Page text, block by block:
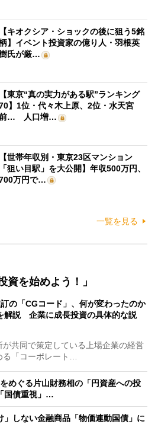
【キオクシア・ショックの後に狙う5銘
】イベント投資家の億り人・羽根英
氏が厳…
【東京“真の実力がある駅”ランキング
】1位・代々木上原、2位・水天宮
… 人口増…
【世帯年収別・東京23区マンション
「狙い目駅」を大公開】年収500万円、
万円で…
一覧を見る
資を始めよう！」
の「CGコード」、何が変わったのか
解説 企業に成長投資の具体的な説
共同で策定している上場企業の経営
「コーポレート…
めぐる片山財務相の「円資産への投
国債重視」…
」しない金融商品「物価連動国債」に